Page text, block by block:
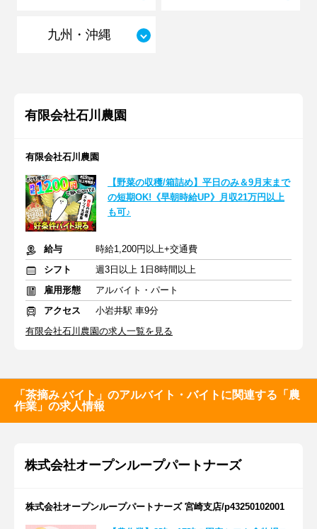
九州・沖縄
有限会社石川農園
有限会社石川農園
【野菜の収穫/箱詰め】平日のみ＆9月末まで
の短期OK!《早朝時給UP》月収21万円以上
も可♪
給与
時給1,200円以上+交通費
シフト
週3日以上 1日8時間以上
雇用形態
アルバイト・パート
アクセス
小岩井駅 車9分
有限会社石川農園の求人一覧を見る
「茶摘み バイト」のアルバイト・バイトに関連する「農
作業」の求人情報
株式会社オープンループパートナーズ
株式会社オープンループパートナーズ 宮崎支店/p43250102001